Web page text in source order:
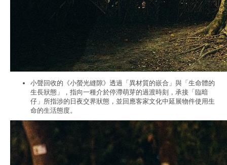
小聲回收的《小螢光縫隙》透過「異材質的嵌合」與「生命體的
生長狀態」，指向一種介於停滯萌芽的過渡時刻，承接「臨暗
仔」所指涉的日夜交界狀態，並回應客家文化中延展物件使用生
命的生活態度。